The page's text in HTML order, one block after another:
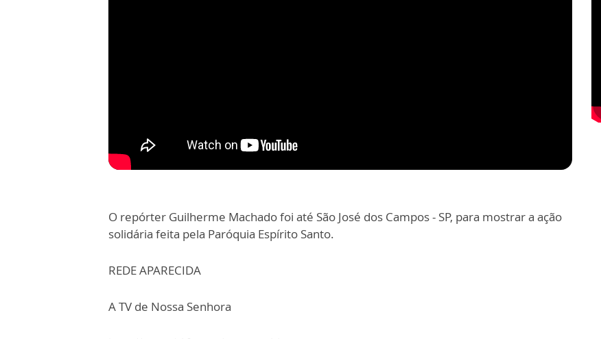
O repórter Guilherme Machado foi até São José dos Campos - SP, para mostrar a ação
solidária feita pela Paróquia Espírito Santo.
REDE APARECIDA
A TV de Nossa Senhora